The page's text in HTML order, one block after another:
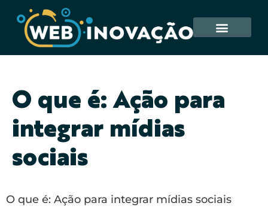
O que é: Ação para
integrar mídias
sociais
O que é: Ação para integrar mídias sociais